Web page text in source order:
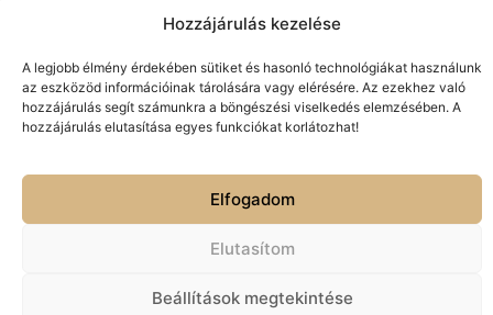
Hozzájárulás kezelése
A legjobb élmény érdekében sütiket és hasonló technológiákat használunk
az eszközöd információinak tárolására vagy elérésére. Az ezekhez való
hozzájárulás segít számunkra a böngészési viselkedés elemzésében. A
hozzájárulás elutasítása egyes funkciókat korlátozhat!
Elfogadom
Elutasítom
Beállítások megtekintése
Hálónlégy